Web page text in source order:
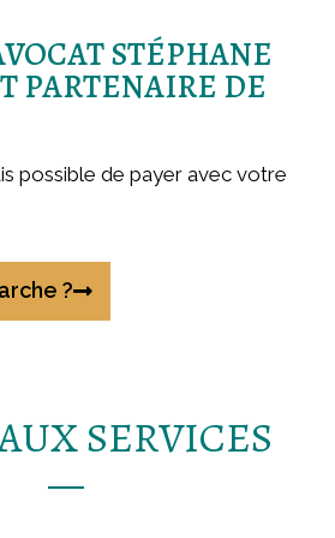
STÉPHANE
PARTENAIRE DE
possible de payer avec votre
?
SERVICES